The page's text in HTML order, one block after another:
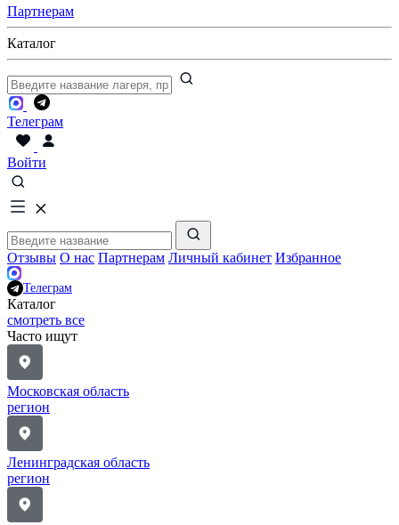
Партнерам
Каталог
Телеграм
Войти
Отзывы О нас Партнерам Личный кабинет Избранное
Телеграм
Каталог
смотреть все
Часто ищут
Московская область
регион
Ленинградская область
регион